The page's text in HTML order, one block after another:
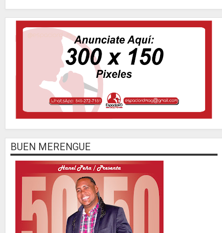
BUEN MERENGUE